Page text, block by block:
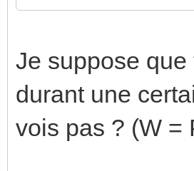
Je suppose
durant une
vois pas ? (W =